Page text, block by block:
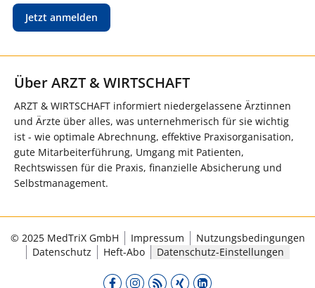
Jetzt anmelden
Über ARZT & WIRTSCHAFT
ARZT & WIRTSCHAFT informiert niedergelassene Ärztinnen
und Ärzte über alles, was unternehmerisch für sie wichtig
ist - wie optimale Abrechnung, effektive Praxisorganisation,
gute Mitarbeiterführung, Umgang mit Patienten,
Rechtswissen für die Praxis, finanzielle Absicherung und
Selbstmanagement.
© 2025 MedTriX GmbH Impressum
Nutzungsbedingungen
Datenschutz
Heft-Abo Datenschutz-Einstellungen